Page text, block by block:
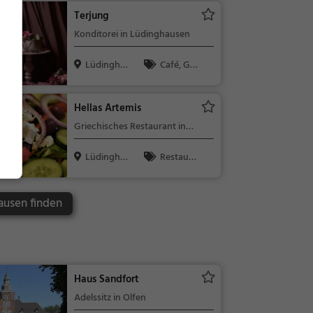
waren
Terjung
Konditorei in Lüdinghausen
Lüdingha
Café, Ge
cks / Geträn
Hellas Artemis
Griechisches Restaurant in
Lüdinghausen
Lüdingha
Restaura
finden
Haus Sandfort
Adelssitz in Olfen